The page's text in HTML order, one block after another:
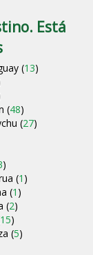
Está
(13)
(48)
(27)
)
(1 )
(1 )
(2)
15)
(5)